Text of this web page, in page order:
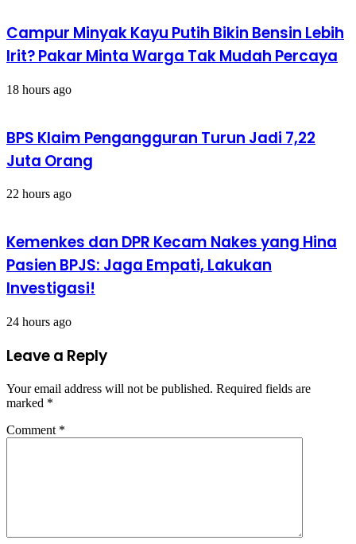
Campur Minyak Kayu Putih Bikin Bensin Lebih
Irit? Pakar Minta Warga Tak Mudah Percaya
18 hours ago
BPS Klaim Pengangguran Turun Jadi 7,22
Juta Orang
22 hours ago
Kemenkes dan DPR Kecam Nakes yang Hina
Pasien BPJS: Jaga Empati, Lakukan
Investigasi!
24 hours ago
Leave a Reply
Your email address will not be published. Required fields are
marked *
Comment *